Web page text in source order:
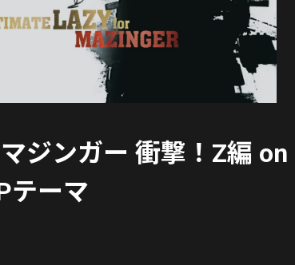
ジンガー 衝撃！Z編 on
テーマ